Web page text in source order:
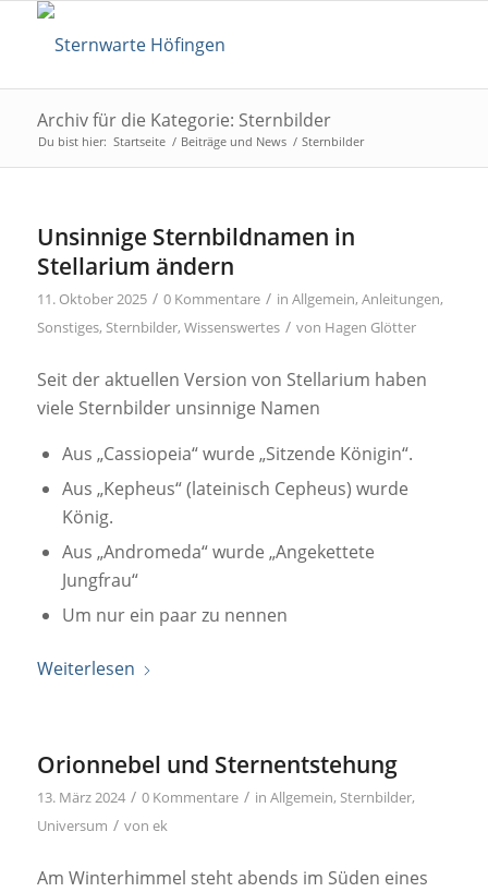
Archiv für die Kategorie: Sternbilder
Du bist hier: Startseite / Beiträge und News / Sternbilder
Unsinnige Sternbildnamen in
Stellarium ändern
11. Oktober 2025 / 0 Kommentare / in Allgemein, Anleitungen,
Sonstiges, Sternbilder, Wissenswertes / von Hagen Glötter
Seit der aktuellen Version von Stellarium haben
viele Sternbilder unsinnige Namen
Aus „Cassiopeia“ wurde „Sitzende Königin“.
Aus „Kepheus“ (lateinisch Cepheus) wurde
König.
Aus „Andromeda“ wurde „Angekettete
Jungfrau“
Um nur ein paar zu nennen
Weiterlesen
Orionnebel und Sternentstehung
13. März 2024 / 0 Kommentare / in Allgemein, Sternbilder,
Universum / von ek
Am Winterhimmel steht abends im Süden eines